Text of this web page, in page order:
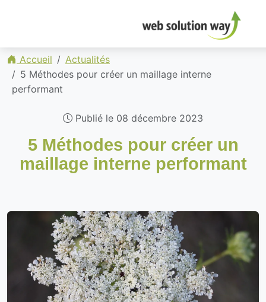
Accueil
Actualités
5 Méthodes pour créer un maillage interne
performant
Publié le 08 décembre 2023
5 Méthodes pour créer un
maillage interne performant